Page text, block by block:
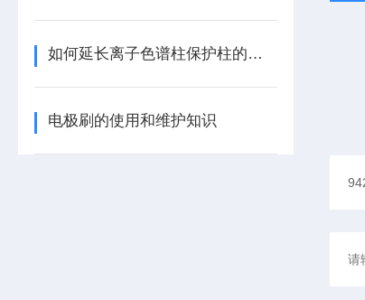
如何延长离子色谱柱保护柱的使用寿命
电极刷的使用和维护知识